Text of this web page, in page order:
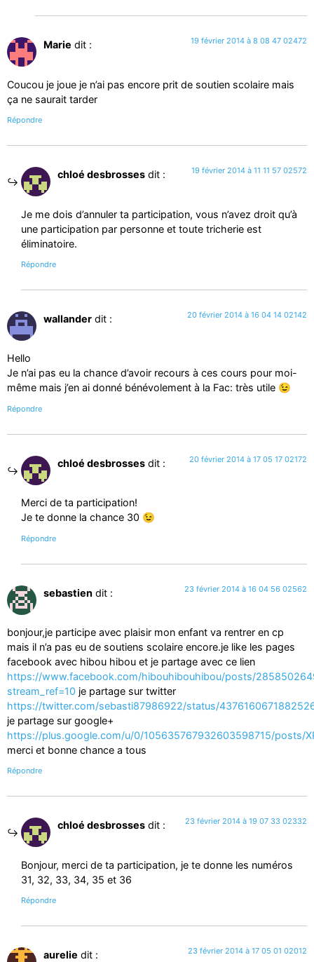
Marie dit : 19 février 2014 à 8 08 47 02472
Coucou je joue je n’ai pas encore prit de soutien scolaire mais
ça ne saurait tarder
Répondre
chloé desbrosses dit : 19 février 2014 à 11 11 57 02572
Je me dois d’annuler ta participation, vous n’avez droit qu’à
une participation par personne et toute tricherie est
éliminatoire.
Répondre
wallander dit : 20 février 2014 à 16 04 14 02142
Hello
Je n’ai pas eu la chance d’avoir recours à ces cours pour moi-
même mais j’en ai donné bénévolement à la Fac: très utile 😉
Répondre
chloé desbrosses dit : 20 février 2014 à 17 05 17 02172
Merci de ta participation!
Je te donne la chance 30 😉
Répondre
sebastien dit : 23 février 2014 à 16 04 56 02562
bonjour,je participe avec plaisir mon enfant va rentrer en cp
mais il n’a pas eu de soutiens scolaire encore.je like les pages
facebook avec hibou hibou et je partage avec ce lien
https://www.facebook.com/hibouhibouhibou/posts/
stream_ref=10 je partage sur twitter
https://twitter.com/sebasti87986922/status/
je partage sur google+
https://plus.google.com/u/0/105635767932603598715/posts/
merci et bonne chance a tous
Répondre
chloé desbrosses dit : 23 février 2014 à 19 07 33 02332
Bonjour, merci de ta participation, je te donne les numéros
31, 32, 33, 34, 35 et 36
Répondre
aurelie dit : 23 février 2014 à 17 05 01 02012